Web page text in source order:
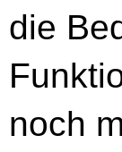
die
noch